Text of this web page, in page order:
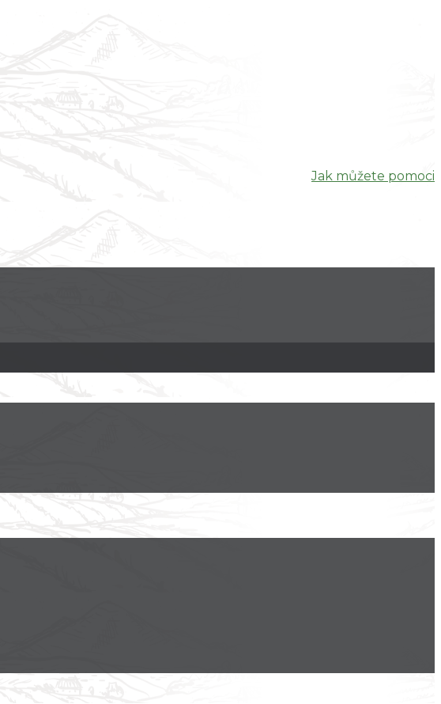
Jak můžete pomoci